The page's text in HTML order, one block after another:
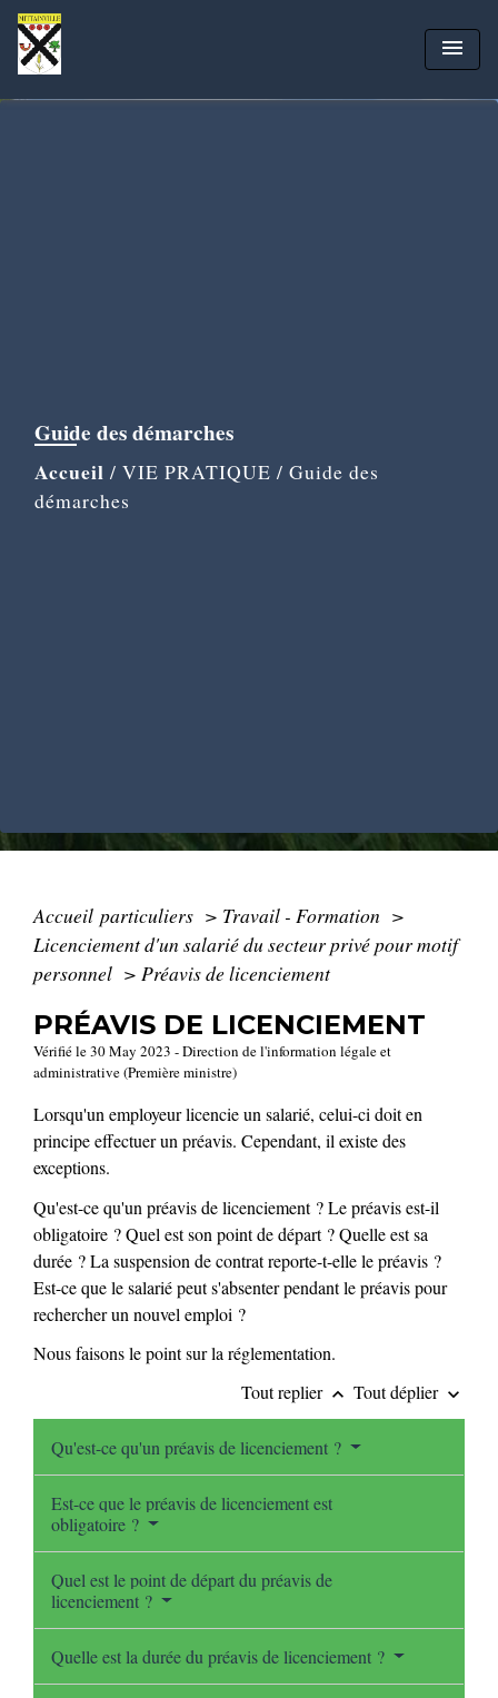
menu
Guide des démarches
Accueil / VIE PRATIQUE / Guide des
démarches
Accueil particuliers > Travail - Formation >
Licenciement d'un salarié du secteur privé pour motif
personnel > Préavis de licenciement
PRÉAVIS DE LICENCIEMENT
Vérifié le 30 May 2023 - Direction de l'information légale et
administrative (Première ministre)
Lorsqu'un employeur licencie un salarié, celui-ci doit en
principe effectuer un préavis. Cependant, il existe des
exceptions.
Qu'est-ce qu'un préavis de licenciement ? Le préavis est-il
obligatoire ? Quel est son point de départ ? Quelle est sa
durée ? La suspension de contrat reporte-t-elle le préavis ?
Est-ce que le salarié peut s'absenter pendant le préavis pour
rechercher un nouvel emploi ?
Nous faisons le point sur la réglementation.
Tout replier keyboard_arrow_up Tout déplier keyboard_arrow_down
Qu'est-ce qu'un préavis de licenciement ?
Est-ce que le préavis de licenciement est
obligatoire ?
Quel est le point de départ du préavis de
licenciement ?
Quelle est la durée du préavis de licenciement ?